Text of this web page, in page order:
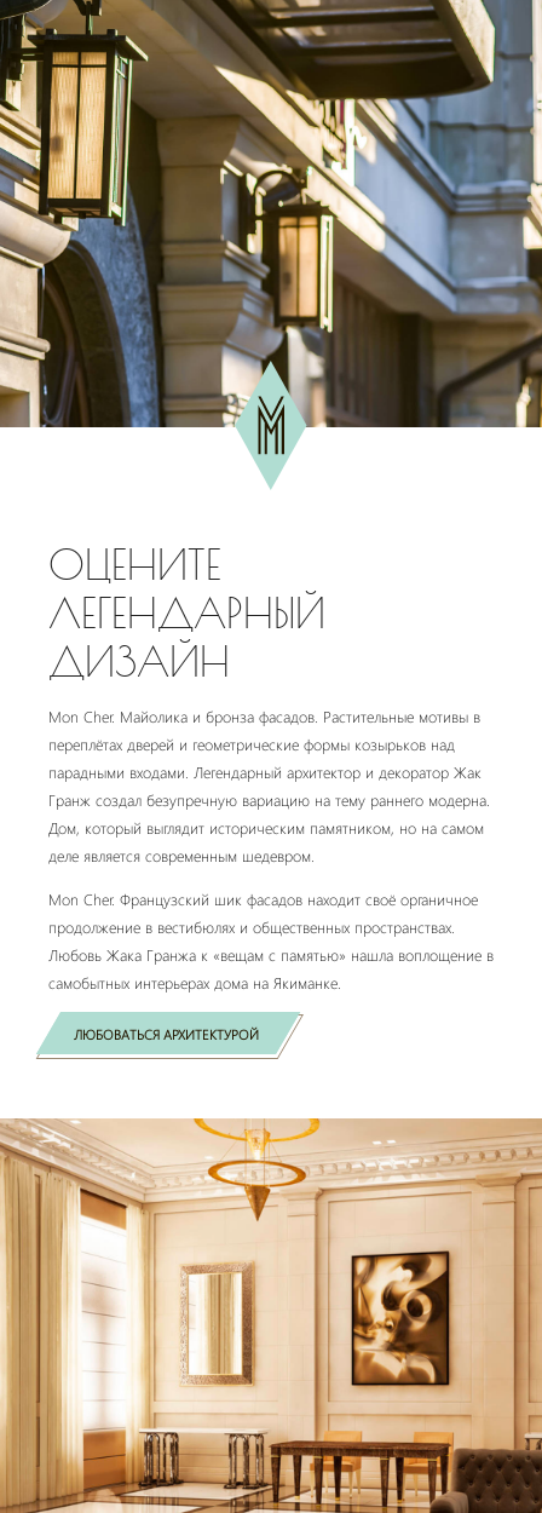
ОЦЕНИТЕ
ЛЕГЕНДАРНЫЙ
ДИЗАЙН
Mon Cher. Майолика и бронза фасадов. Растительные мотивы в
переплётах дверей и геометрические формы козырьков над
парадными входами. Легендарный архитектор и декоратор Жак
Гранж создал безупречную вариацию на тему раннего модерна.
Дом, который выглядит историческим памятником, но на самом
деле является современным шедевром.
Mon Cher. Французский шик фасадов находит своё органичное
продолжение в вестибюлях и общественных пространствах.
Любовь Жака Гранжа к «вещам с памятью» нашла воплощение в
самобытных интерьерах дома на Якиманке.
ЛЮБОВАТЬСЯ АРХИТЕКТУРОЙ